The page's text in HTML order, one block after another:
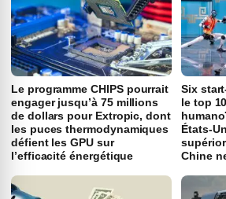
Le programme CHIPS pourrait
engager jusqu’à 75 millions
de dollars pour Extropic, dont
les puces thermodynamiques
défient les GPU sur
l’efficacité énergétique
Six
le top
États-
Chine